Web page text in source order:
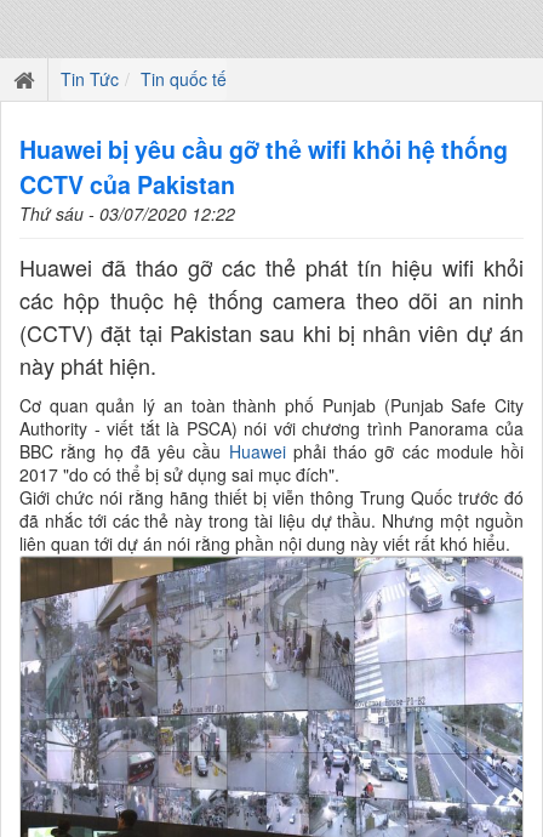
Tin Tức Tin quốc tế
Huawei bị yêu cầu gỡ thẻ wifi khỏi hệ thống
CCTV của Pakistan
Thứ sáu - 03/07/2020 12:22
Huawei đã tháo gỡ các thẻ phát tín hiệu wifi khỏi
các hộp thuộc hệ thống camera theo dõi an ninh
(CCTV) đặt tại Pakistan sau khi bị nhân viên dự án
này phát hiện.
Cơ quan quản lý an toàn thành phố Punjab (Punjab Safe City
Authority - viết tắt là PSCA) nói với chương trình Panorama của
BBC rằng họ đã yêu cầu Huaweiphải tháo gỡ các module hồi
2017 "do có thể bị sử dụng sai mục đích".
Giới chức nói rằng hãng thiết bị viễn thông Trung Quốc trước đó
đã nhắc tới các thẻ này trong tài liệu dự thầu. Nhưng một nguồn
liên quan tới dự án nói rằng phần nội dung này viết rất khó hiểu.